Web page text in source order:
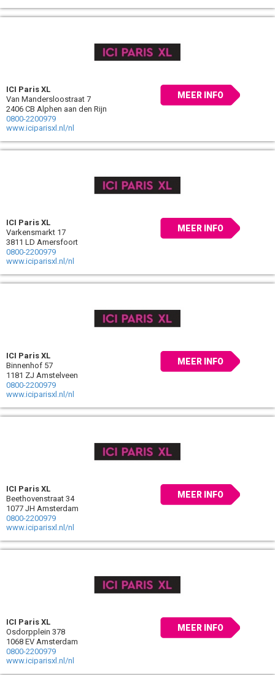
ICI Paris XL
Van Mandersloostraat 7
2406 CB Alphen aan den Rijn
0800-2200979
www.iciparisxl.nl/nl
MEER INFO
ICI Paris XL
Varkensmarkt 17
3811 LD Amersfoort
0800-2200979
www.iciparisxl.nl/nl
MEER INFO
ICI Paris XL
Binnenhof 57
1181 ZJ Amstelveen
0800-2200979
www.iciparisxl.nl/nl
MEER INFO
ICI Paris XL
Beethovenstraat 34
1077 JH Amsterdam
0800-2200979
www.iciparisxl.nl/nl
MEER INFO
ICI Paris XL
Osdorpplein 378
1068 EV Amsterdam
0800-2200979
www.iciparisxl.nl/nl
MEER INFO